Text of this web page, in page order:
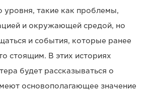
уровня, такие как проблемы,
и окружающей средой, но
и события, которые ранее
стоящим. В этих историях
будет рассказываться о
основополагающее значение